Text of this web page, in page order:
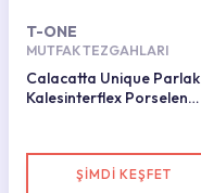
T-ONE
MUTFAK TEZGAHLARI
Calacatta Unique Parlak
Kalesinterflex Porselen
ŞİMDİ KEŞFET